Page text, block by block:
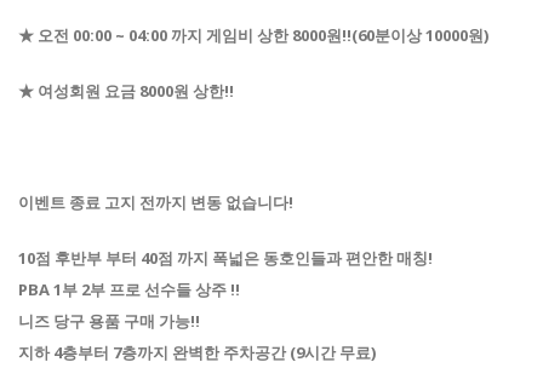
★ 오전 00:00 ~ 04:00 까지 게임비 상한 8000원!!(60분이상 10000원)
★ 여성회원 요금 8000원 상한!!
이벤트 종료 고지 전까지 변동 없습니다!
10점 후반부 부터 40점 까지 폭넓은 동호인들과 편안한 매칭!
PBA 1부 2부 프로 선수들 상주 !!
니즈 당구 용품 구매 가능!!
지하 4층부터 7층까지 완벽한 주차공간 (9시간 무료)